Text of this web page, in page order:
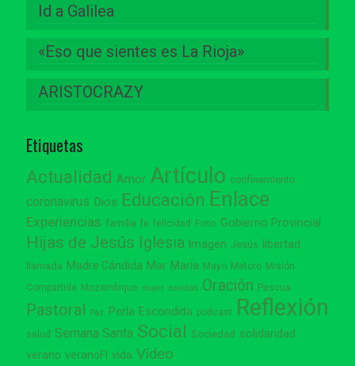
Id a Galilea
«Eso que sientes es La Rioja»
ARISTOCRAZY
Etiquetas
Actualidad Amor Artículo confinamiento
coronavirus Dios Educación Enlace
Experiencias familia fe felicidad Foto Gobierno Provincial
Hijas de Jesús Iglesia Imagen Jesús libertad
llamada Madre Cándida Mar María Mayo Metoro Misión
Compartida Mozambique mujer navidad Oración Pascua
Pastoral Paz Perla Escondida podcast Reflexión
salud Semana Santa Social Sociedad solidaridad
verano veranoFI vida Vídeo